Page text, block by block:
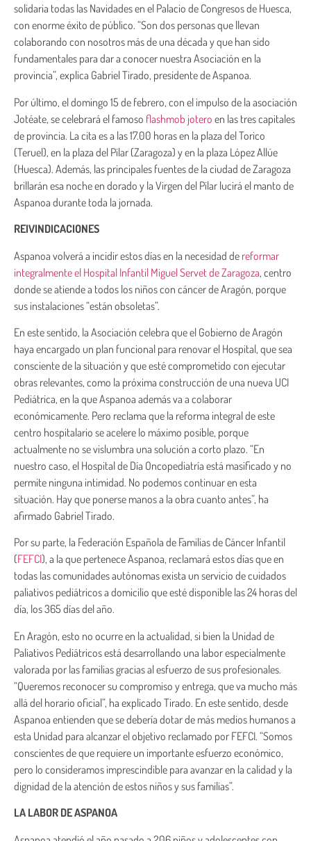
solidaria todas las Navidades en el Palacio de Congresos de Huesca,
con enorme éxito de público. “Son dos personas que llevan
colaborando con nosotros más de una década y que han sido
fundamentales para dar a conocer nuestra Asociación en la
provincia”, explica Gabriel Tirado, presidente de Aspanoa.
Por último, el domingo 15 de febrero, con el impulso de la asociación
Jotéate, se celebrará el famoso flashmob jotero en las tres capitales
de provincia. La cita es a las 17.00 horas en la plaza del Torico
(Teruel), en la plaza del Pilar (Zaragoza) y en la plaza López Allúe
(Huesca). Además, las principales fuentes de la ciudad de Zaragoza
brillarán esa noche en dorado y la Virgen del Pilar lucirá el manto de
Aspanoa durante toda la jornada.
REIVINDICACIONES
Aspanoa volverá a incidir estos días en la necesidad de reformar
integralmente el Hospital Infantil Miguel Servet de Zaragoza, centro
donde se atiende a todos los niños con cáncer de Aragón, porque
sus instalaciones “están obsoletas”.
En este sentido, la Asociación celebra que el Gobierno de Aragón
haya encargado un plan funcional para renovar el Hospital, que sea
consciente de la situación y que esté comprometido con ejecutar
obras relevantes, como la próxima construcción de una nueva UCI
Pediátrica, en la que Aspanoa además va a colaborar
económicamente. Pero reclama que la reforma integral de este
centro hospitalario se acelere lo máximo posible, porque
actualmente no se vislumbra una solución a corto plazo. “En
nuestro caso, el Hospital de Día Oncopediatría está masificado y no
permite ninguna intimidad. No podemos continuar en esta
situación. Hay que ponerse manos a la obra cuanto antes”, ha
afirmado Gabriel Tirado.
Por su parte, la Federación Española de Familias de Cáncer Infantil
(FEFCI), a la que pertenece Aspanoa, reclamará estos días que en
todas las comunidades autónomas exista un servicio de cuidados
paliativos pediátricos a domicilio que esté disponible las 24 horas del
día, los 365 días del año.
En Aragón, esto no ocurre en la actualidad, si bien la Unidad de
Paliativos Pediátricos está desarrollando una labor especialmente
valorada por las familias gracias al esfuerzo de sus profesionales.
“Queremos reconocer su compromiso y entrega, que va mucho más
allá del horario oficial”, ha explicado Tirado. En este sentido, desde
Aspanoa entienden que se debería dotar de más medios humanos a
esta Unidad para alcanzar el objetivo reclamado por FEFCI. “Somos
conscientes de que requiere un importante esfuerzo económico,
pero lo consideramos imprescindible para avanzar en la calidad y la
dignidad de la atención de estos niños y sus familias”.
LA LABOR DE ASPANOA